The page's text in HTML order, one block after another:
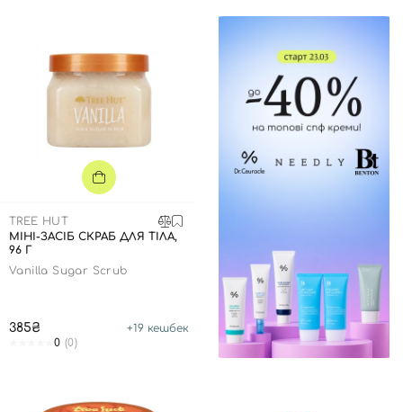
TREE HUT
МІНІ-ЗАСІБ СКРАБ ДЛЯ ТІЛА,
96 Г
Vanilla Sugar Scrub
385₴ +19 кешбек
0 (0)
Відправляючи форму для авторизації/реєстрації ви
приймаєте умови
Угоди користувача
Увійти за допомогою e-mail